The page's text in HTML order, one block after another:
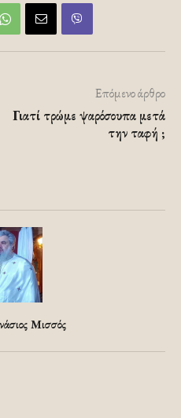
Επόμενο άρθρο
Γιατί τρώμε ψαρόσουπα μετά
την ταφή ;
Μισσός